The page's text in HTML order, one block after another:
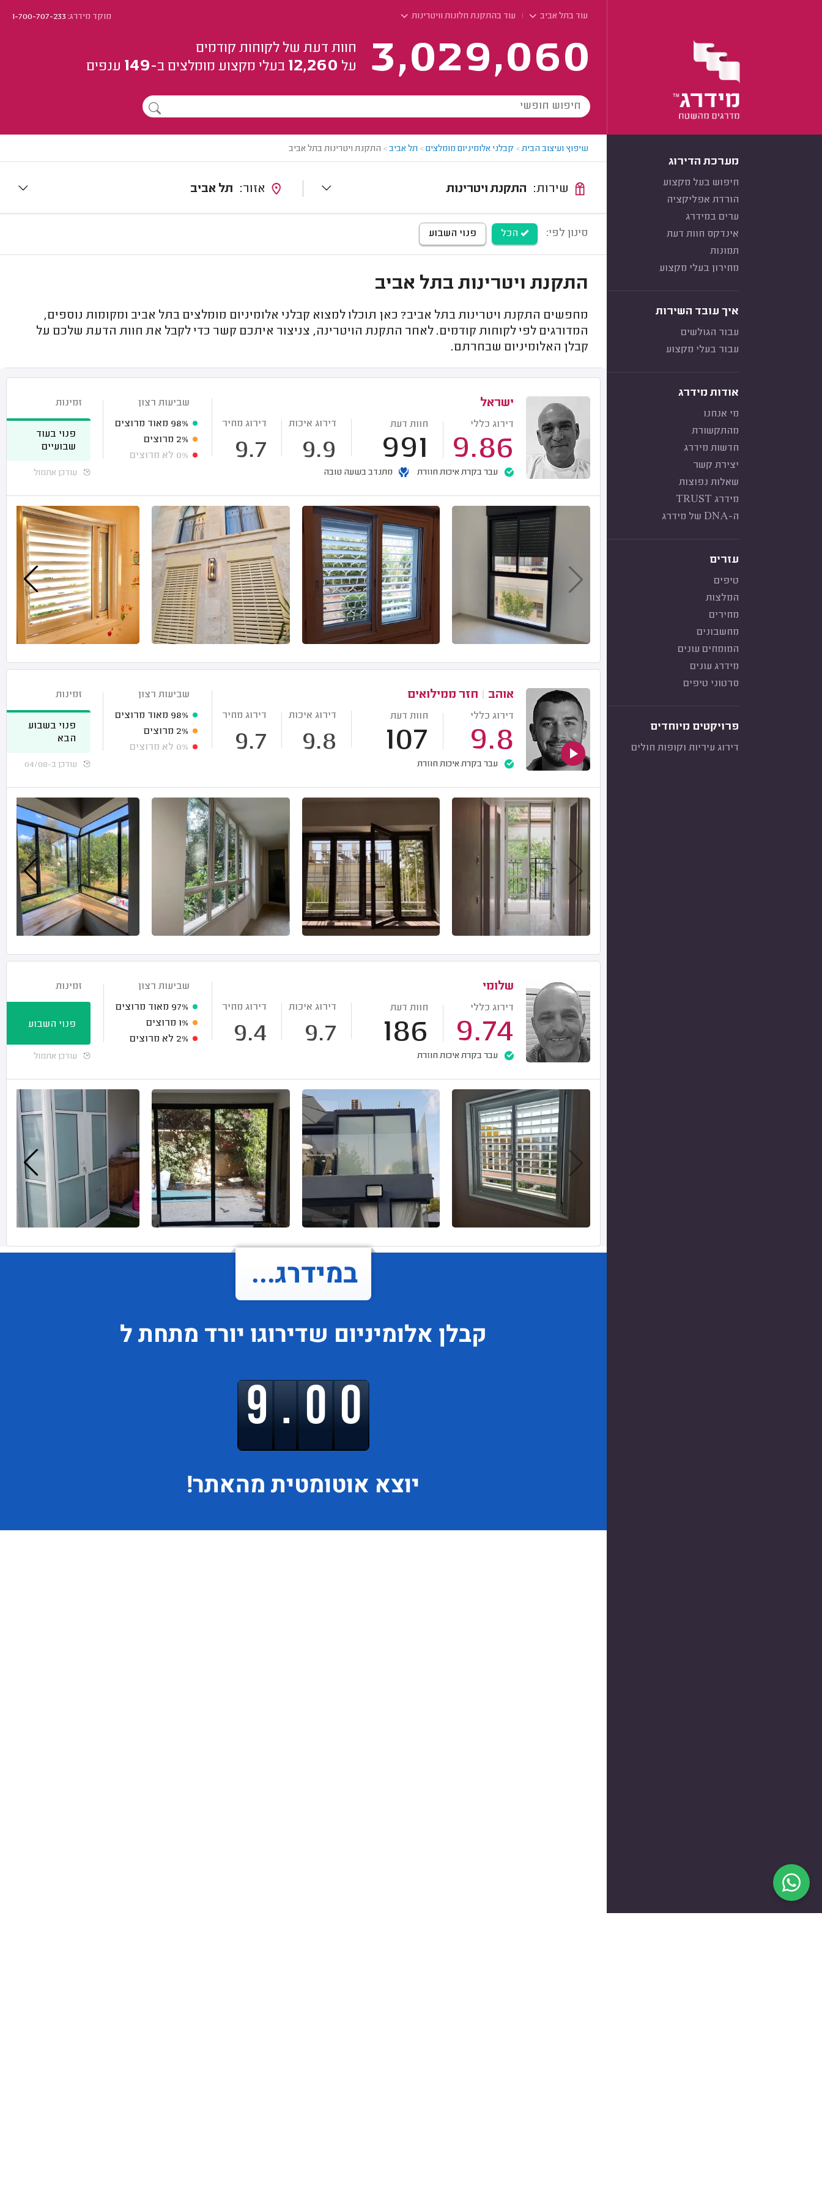
עוד בתל אביב עוד בהתקנת חלונות וויטרינות מוקד מידרג:1-700-707-233
3,029,060
חוות דעת של לקוחות קודמים
על 12,260 בעלי מקצוע מומלצים ב-149 ענפים
מערכת הדירוג
חיפוש בעל מקצוע
הורדת אפליקציה
ערים במידרג
אינדקס חוות דעת
תמונות
מחירון בעלי מקצוע
איך עובד השירות
עבור הגולשים
עבור בעלי מקצוע
אודות מידרג
מי אנחנו
מהתקשורת
חדשות מידרג
יצירת קשר
שאלות נפוצות
מידרג TRUST
ה-DNA של מידרג
עזרים
טיפים
המלצות
מחירים
מחשבונים
המומחים עונים
מידרג עונים
סרטוני טיפים
פרויקטים מיוחדים
דירוג עיריות וקופות חולים
שיפוץ ועיצוב הבית> קבלני אלומיניום מומלצים> תל אביב> התקנת ויטרינות בתל אביב
התקנת ויטרינות תל אביב
סינון לפי: הכל פנוי השבוע
התקנת ויטרינות בתל אביב
מחפשים התקנת ויטרינות בתל אביב? כאן תוכלו למצוא קבלני אלומיניום מומלצים בתל אביב ומקומות נוספים,
המדורגים לפי לקוחות קודמים. לאחר התקנת הויטרינה, צניצור איתכם קשר כדי לקבל את חוות הדעת שלכם על
קבלן האלומיניום שבחרתם.
ישראל
דירוג כללי
9.86
חוות דעת
991
דירוג איכות
9.9
דירוג מחיר
9.7
עבר בקרת איכות חוזרת מתנדב בשעה טובה
שביעות רצון
98% מאוד מרוצים
2% מרוצים
0% לא מרוצים
זמינות
פנוי בעוד
שבועיים
עודכן אתמול
אוהב חזר ממילואים
דירוג כללי
9.8
חוות דעת
107
דירוג איכות
9.8
דירוג מחיר
9.7
עבר בקרת איכות חוזרת
שביעות רצון
98% מאוד מרוצים
2% מרוצים
0% לא מרוצים
זמינות
פנוי בשבוע
הבא
עודכן ב-04/08
שלומי
דירוג כללי
9.74
חוות דעת
186
דירוג איכות
9.7
דירוג מחיר
9.4
עבר בקרת איכות חוזרת
שביעות רצון
97% מאוד מרוצים
1% מרוצים
2% לא מרוצים
זמינות
פנוי השבוע
עודכן אתמול
במידרג...
קבלן אלומיניום שדירוגו יורד מתחת ל
9.00
יוצא אוטומטית מהאתר!